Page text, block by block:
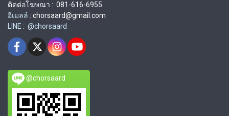
ติดต่อโฆษณา : 081-616-6955
อีเมลล์ : chorsaard@gmail.com
LINE : @chorsaard
@chorsaard